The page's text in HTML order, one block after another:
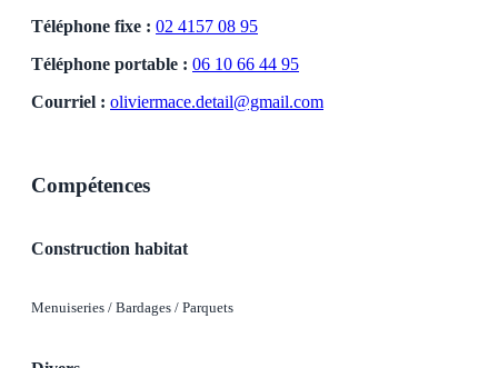
Téléphone fixe : 02 4157 08 95
Téléphone portable : 06 10 66 44 95
Courriel : oliviermace.detail@gmail.com
Compétences
Construction habitat
Menuiseries / Bardages / Parquets